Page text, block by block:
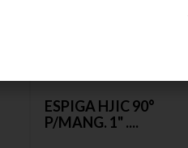
ESPIGA HJIC 90°
P/MANG. 1" ....